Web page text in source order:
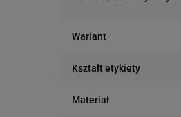
Wariant
Kształt etykiety
Materiał